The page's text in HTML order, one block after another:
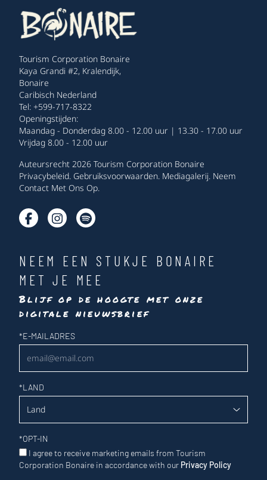
Tourism Corporation Bonaire
Kaya Grandi #2, Kralendijk,
Bonaire
Caribisch Nederland
Tel: +599-717-8322
Openingstijden:
Maandag - Donderdag 8.00 - 12.00 uur | 13.30 - 17.00 uur
Vrijdag 8.00 - 12.00 uur
Auteursrecht 2026 Tourism Corporation Bonaire
Privacybeleid. Gebruiksvoorwaarden. Mediagalerij. Neem
Contact Met Ons Op.
NEEM EEN STUKJE BONAIRE
MET JE MEE
Blijf op de hoogte met onze
digitale nieuwsbrief
Nieuwsbrief
*E-MAILADRES
*LAND
*OPT-IN
I agree to receive marketing emails from Tourism
Corporation Bonaire in accordance with our Privacy Policy